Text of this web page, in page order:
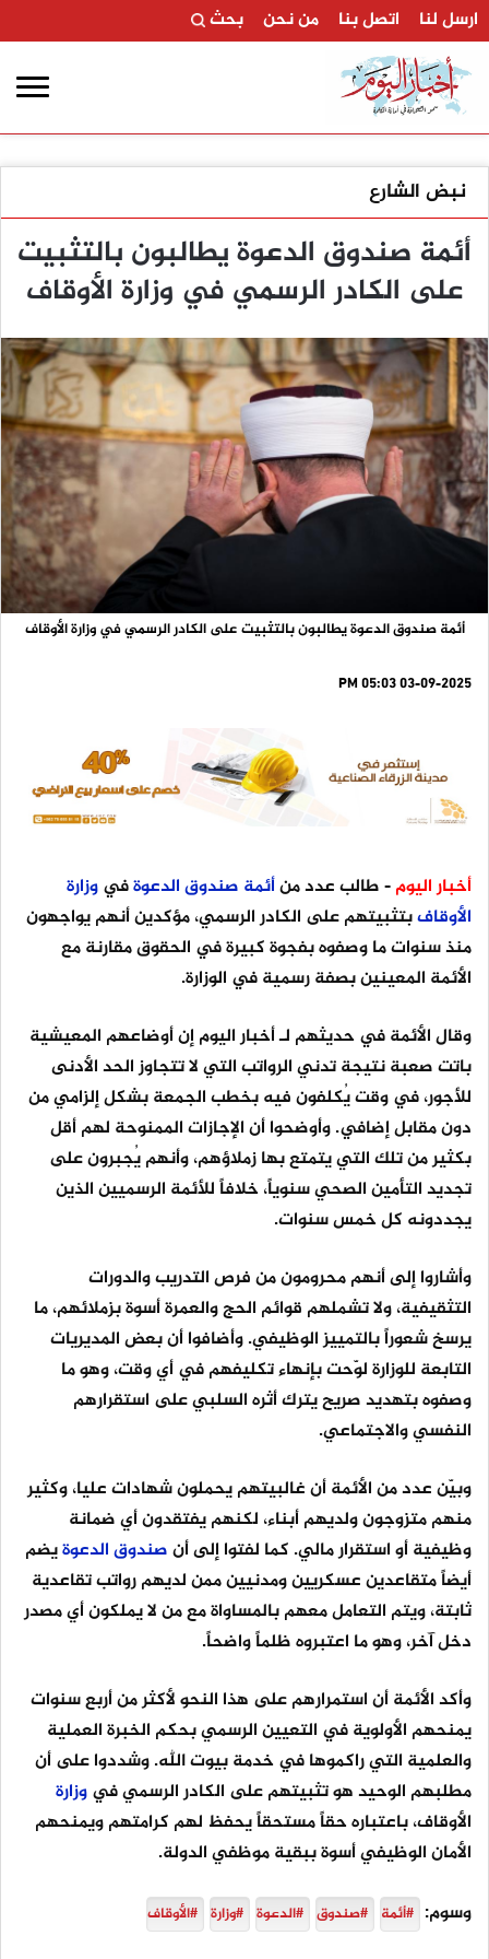
ارسل لنا اتصل بنا من نحن بحث
نبض الشارع
أئمة صندوق الدعوة يطالبون بالتثبيت
على الكادر الرسمي في وزارة الأوقاف
أئمة صندوق الدعوة يطالبون بالتثبيت على الكادر الرسمي في وزارة الأوقاف
03-09-2025 05:03 PM
أخبار اليوم- طالب عدد منأئمة صندوقالدعوةفيوزارة
الأوقافبتثبيتهم على الكادر الرسمي، مؤكدين أنهم يواجهون
منذ سنوات ما وصفوه بفجوة كبيرة في الحقوق مقارنة مع
الأئمة المعينين بصفة رسمية في الوزارة.
وقال الأئمة في حديثهم لـ أخبار اليوم إن أوضاعهم المعيشية
باتت صعبة نتيجة تدني الرواتب التي لا تتجاوز الحد الأدنى
للأجور، في وقت يُكلفون فيه بخطب الجمعة بشكل إلزامي من
دون مقابل إضافي. وأوضحوا أن الإجازات الممنوحة لهم أقل
بكثير من تلك التي يتمتع بها زملاؤهم، وأنهم يُجبرون على
تجديد التأمين الصحي سنوياً، خلافاً للأئمة الرسميين الذين
يجددونه كل خمس سنوات.
وأشاروا إلى أنهم محرومون من فرص التدريب والدورات
التثقيفية، ولا تشملهم قوائم الحج والعمرة أسوة بزملائهم، ما
يرسخ شعوراً بالتمييز الوظيفي. وأضافوا أن بعض المديريات
التابعة للوزارة لوّحت بإنهاء تكليفهم في أي وقت، وهو ما
وصفوه بتهديد صريح يترك أثره السلبي على استقرارهم
النفسي والاجتماعي.
وبيّن عدد من الأئمة أن غالبيتهم يحملون شهادات عليا، وكثير
منهم متزوجون ولديهم أبناء، لكنهم يفتقدون أي ضمانة
وظيفية أو استقرار مالي. كما لفتوا إلى أنصندوقالدعوةيضم
أيضاً متقاعدين عسكريين ومدنيين ممن لديهم رواتب تقاعدية
ثابتة، ويتم التعامل معهم بالمساواة مع من لا يملكون أي مصدر
دخل آخر، وهو ما اعتبروه ظلماً واضحاً.
وأكد الأئمة أن استمرارهم على هذا النحو لأكثر من أربع سنوات
يمنحهم الأولوية في التعيين الرسمي بحكم الخبرة العملية
والعلمية التي راكموها في خدمة بيوت الله. وشددوا على أن
مطلبهم الوحيد هو تثبيتهم على الكادر الرسمي فيوزارة
الأوقاف، باعتباره حقاً مستحقاً يحفظ لهم كرامتهم ويمنحهم
الأمان الوظيفي أسوة ببقية موظفي الدولة.
وسوم: #أئمة #صندوق #الدعوة #وزارة #الأوقاف